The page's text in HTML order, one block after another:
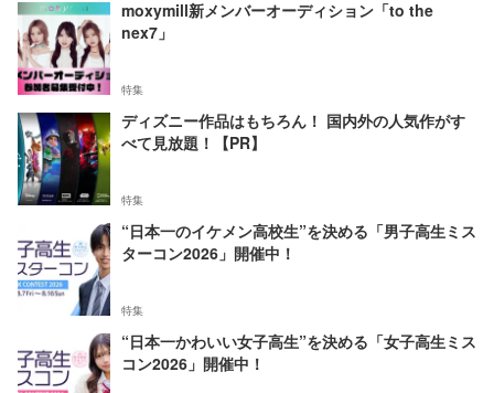
moxymill新メンバーオーディション「to the
nex7」
特集
ディズニー作品はもちろん！ 国内外の人気作がす
べて見放題！【PR】
特集
“日本一のイケメン高校生”を決める「男子高生ミス
ターコン2026」開催中！
特集
“日本一かわいい女子高生”を決める「女子高生ミス
コン2026」開催中！